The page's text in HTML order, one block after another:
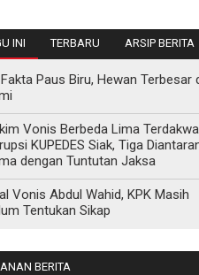
INI TERBARU ARSIP BERITA
Paus Biru, Hewan Terbesar
Vonis Berbeda Lima Terdakwa
KUPEDES Siak, Tiga
dengan Tuntutan Jaksa
Vonis Abdul Wahid, KPK Masih
Tentukan Sikap
BERITA